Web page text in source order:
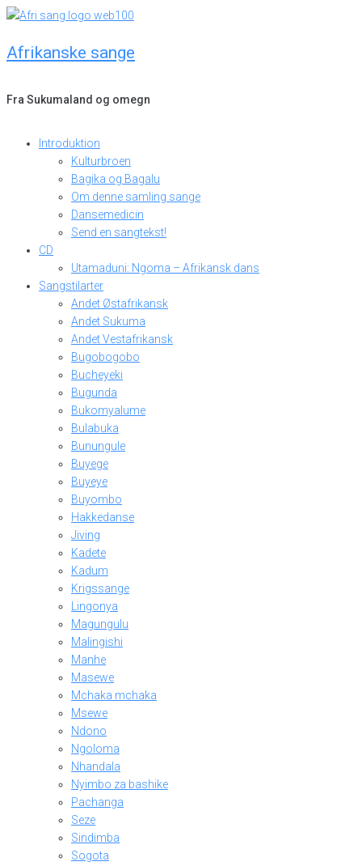
Skip
content
Afrikanske sange
Fra Sukumaland og omegn
Introduktion
Kulturbroen
Bagika og Bagalu
Om denne samling sange
Dansemedicin
Send en sangtekst!
CD
Utamaduni: Ngoma – Afrikansk dans
Sangstilarter
Andet Østafrikansk
Andet Sukuma
Andet Vestafrikansk
Bugobogobo
Bucheyeki
Bugunda
Bukomyalume
Bulabuka
Bunungule
Buyege
Buyeye
Buyombo
Hakkedanse
Jiving
Kadete
Kadum
Krigssange
Lingonya
Magungulu
Malingishi
Manhe
Masewe
Mchaka mchaka
Msewe
Ndono
Ngoloma
Nhandala
Nyimbo za bashike
Pachanga
Seze
Sindimba
Sogota